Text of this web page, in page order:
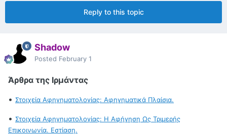
Reply to this topic
Shadow
Posted February 1
Άρθρα της Ιρμάντας
• Στοιχεία Αφηγηματολογίας: Αφηγηματικά Πλαίσια.
• Στοιχεία Αφηγηματολογίας: Η Αφήγηση Ως Τριμερής
Επικοινωνία. Εστίαση.